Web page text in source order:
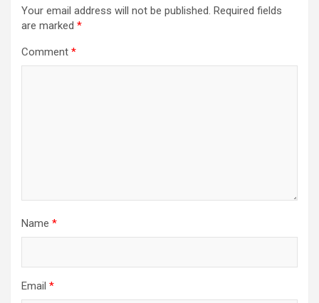
Your email address will not be published. Required fields
are marked *
Comment *
Name *
Email *